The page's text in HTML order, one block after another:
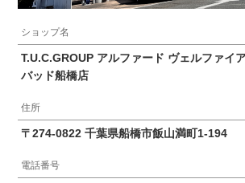
ショップ名
T.U.C.GROUP アルファード ヴェルファイ
バッド船橋店
住所
〒274-0822 千葉県船橋市飯山満町1-194
電話番号